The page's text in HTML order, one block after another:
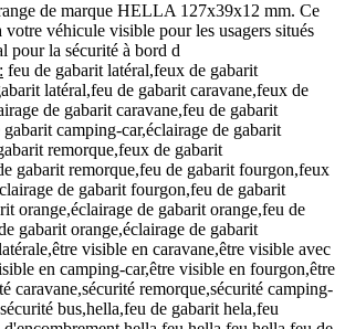
de marque HELLA 127x39x12 mm. Ce
votre véhicule visible pour les usagers situés
pour la sécurité à bord d
feu de gabarit latéral,feux de gabarit
latéral,feu de gabarit caravane,feux de
de gabarit caravane,feu de gabarit
camping-car,éclairage de gabarit
remorque,feux de gabarit
gabarit remorque,feu de gabarit fourgon,feux
de gabarit fourgon,feu de gabarit
orange,éclairage de gabarit orange,feu de
gabarit orange,éclairage de gabarit
visible en caravane,être visible avec
en camping-car,être visible en fourgon,être
caravane,sécurité remorque,sécurité camping-
bus,hella,feu de gabarit hela,feu